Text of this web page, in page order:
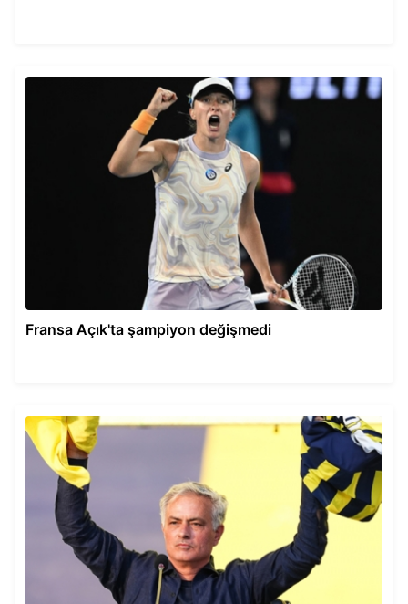
Fransa Açık'ta şampiyon değişmedi